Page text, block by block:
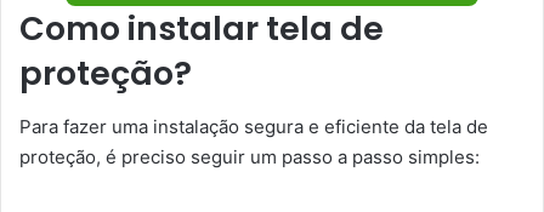
Como instalar tela de
proteção?
Para fazer uma instalação segura e eficiente da tela de
proteção, é preciso seguir um passo a passo simples: